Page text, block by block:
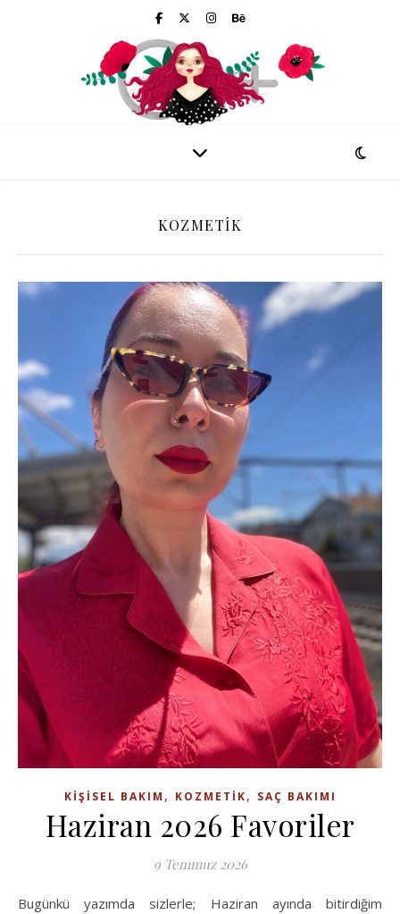
KOZMETIK
KIŞISEL BAKIM , KOZMETIK, SAÇ BAKIMI
Haziran 2026 Favoriler
9 Temmuz 2026
Bugünkü yazımda sizlerle; Haziran ayında bitirdiğim